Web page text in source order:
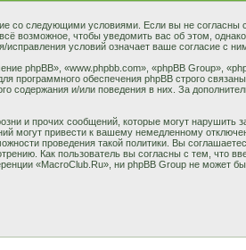
со следующими условиями. Если вы не согласны
возможное, чтобы уведомить вас об этом,
условий означает ваше согласие с
phpBB», «www.phpbb.com», «phpBB Group»,
программного обеспечения phpBB строго
содержания и/или поведения в них. За
и прочих сообщений, которые могут нарушить
могут привести к вашему немедленному
проведения такой политики. Вы
Как пользователь вы согласны с тем, что
«MacroClub.Ru», ни phpBB Group не может